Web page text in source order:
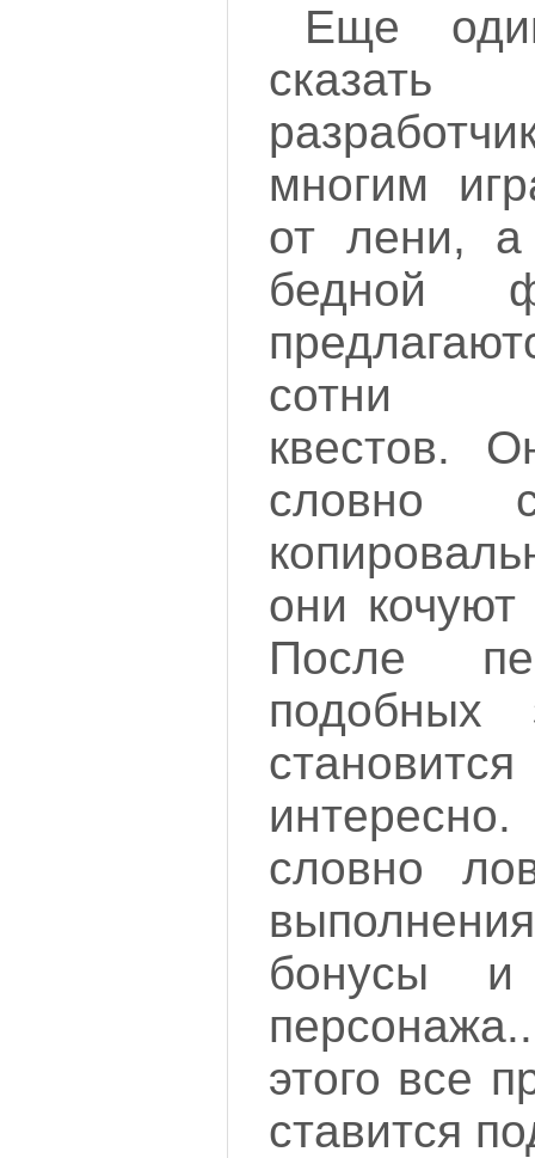
Еще
многим
от лени,
бедной
сотни
квестов.
словно
они
После
подобных
словно
бонусы и
этого все
ставится